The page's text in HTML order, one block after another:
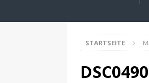
STARTSEITE